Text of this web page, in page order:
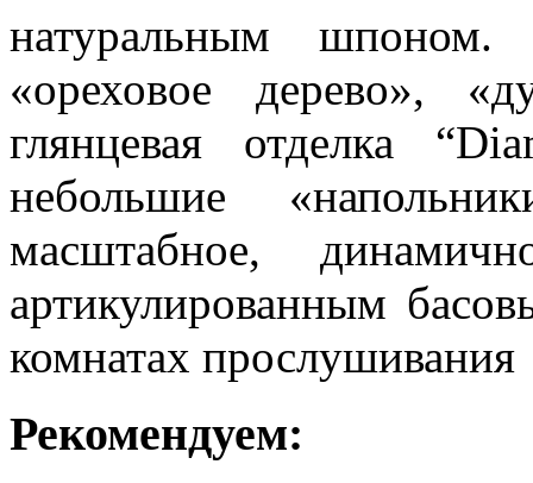
натуральным
«ореховое дерево»,
глянцевая отделка
небольшие
масштабное,
артикулированным
комнатах прослушивания
Рекомендуем: